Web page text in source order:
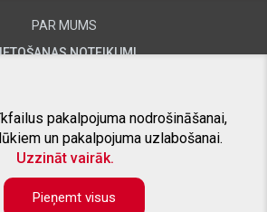
PAR MUMS
NOTEIKUMI
SAISTĪTIE PROJEKTI
pakalpojuma nodrošināšanai,
un pakalpojuma uzlabošanai.
Uzzināt vairāk.
Pieņemt visus